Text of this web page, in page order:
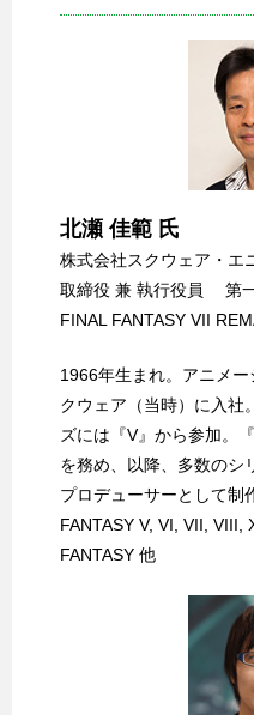
北瀬 佳範 氏
株式会社スクウェア・エ
取締役 兼 執行役員 第
FINAL FANTASY VII
1966年生まれ。アニメ
クウェア（当時）に入社
ズには『V』から参加。
を務め、以降、多数のシ
プロデューサーとして制
FANTASY V, VI, VII, VIII,
FANTASY 他